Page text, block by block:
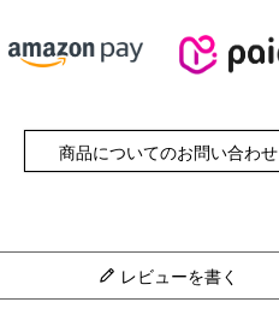
商品についてのお問い合わせ
レビューを書く